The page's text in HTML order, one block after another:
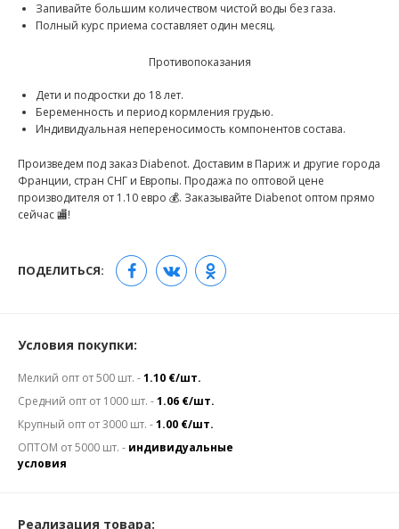
Запивайте большим количеством чистой воды без газа.
Полный курс приема составляет один месяц.
Противопоказания
Дети и подростки до 18 лет.
Беременность и период кормления грудью.
Индивидуальная непереносимость компонентов состава.
Произведем под заказ Diabenot. Доставим в Париж и другие города
Франции, стран СНГ и Европы. Продажа по оптовой цене
производителя от 1.10 евро 💰. Заказывайте Diabenot оптом прямо
сейчас 🏬!
ПОДЕЛИТЬСЯ:
Условия покупки:
Мелкий опт от 500 шт. -1.10 €/шт.
Средний опт от 1000 шт. -1.06 €/шт.
Крупный опт от 3000 шт. -1.00 €/шт.
ОПТОМ от 5000 шт. - индивидуальные
условия
Реализация товара: